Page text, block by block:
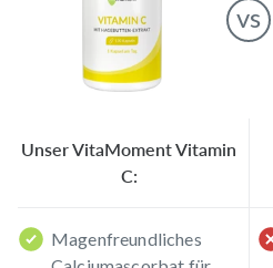
vs
Unser VitaMoment Vitamin
C:
Magenfreundliches